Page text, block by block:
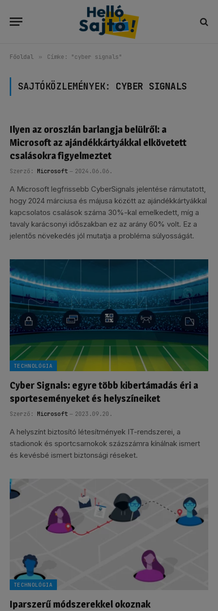
Főoldal » Címke: "cyber signals"
SAJTÓKÖZLEMÉNYEK: CYBER SIGNALS
Ilyen az oroszlán barlangja belülről: a
Microsoft az ajándékkártyákkal elkövetett
csalásokra figyelmeztet
Szerző: Microsoft 2024.06.06.
A Microsoft legfrissebb CyberSignals jelentése rámutatott,
hogy 2024 márciusa és májusa között az ajándékkártyákkal
kapcsolatos csalások száma 30%-kal emelkedett, míg a
tavaly karácsonyi időszakban ez az arány 60% volt. Ez a
jelentős növekedés jól mutatja a probléma súlyosságát.
TECHNOLÓGIA
Cyber Signals: egyre több kibertámadás éri a
sporteseményeket és helyszíneiket
Szerző: Microsoft 2023.09.20.
A helyszínt biztosító létesítmények IT-rendszerei, a
stadionok és sportcsarnokok százszámra kínálnak ismert
és kevésbé ismert biztonsági réseket.
TECHNOLÓGIA
Iparszerű módszerekkel okoznak